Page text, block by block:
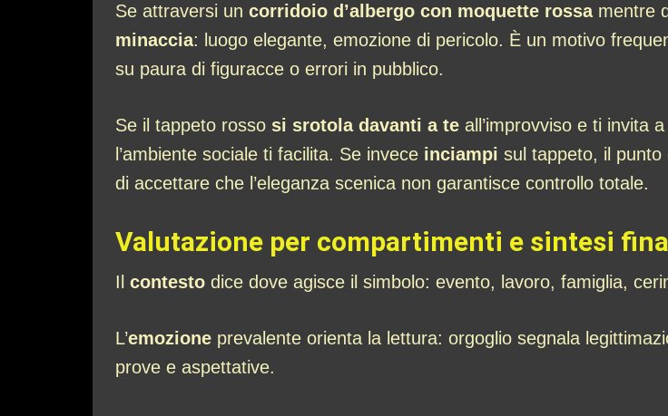
Se attraversi un corridoio d’albergo con moquette rossamentre
minaccia: luogo elegante, emozione di pericolo. È un motivo
su paura di figuracce o errori in pubblico.
Se il tappeto rosso si srotola davanti a te all’improvviso e ti invita
l’ambiente sociale ti facilita. Se invece inciampi sul tappeto, il punto
di accettare che l’eleganza scenica non garantisce controllo totale.
Valutazione per compartimenti e sintesi
Il contesto dice dove agisce il simbolo: evento, lavoro, famiglia,
L’emozione prevalente orienta la lettura: orgoglio segnala
prove e aspettative.